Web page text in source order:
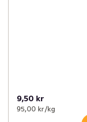
9,50 kr
95,00 kr /kg